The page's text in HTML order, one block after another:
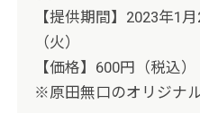
【提供期間】2023年1
（火）
【価格】600円（税込）
※原田無口のオリジナ